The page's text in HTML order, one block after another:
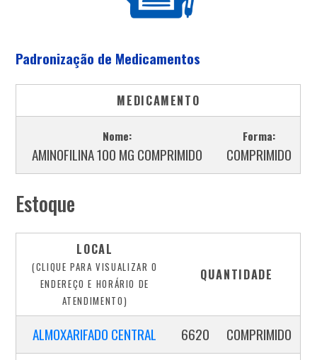
Padronização de Medicamentos
MEDICAMENTO
Nome:
AMINOFILINA 100 MG COMPRIMIDO
Forma:
COMPRIMIDO
Estoque
LOCAL
(CLIQUE PARA VISUALIZAR O
ENDEREÇO E HORÁRIO DE
ATENDIMENTO)
QUANTIDADE
ALMOXARIFADO CENTRAL 6620
COMPRIMIDO